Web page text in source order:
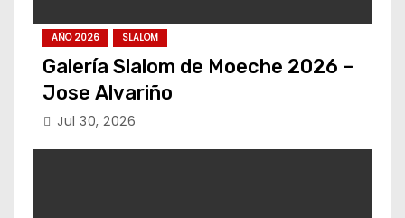
AÑO 2026 SLALOM
Galería Slalom de Moeche 2026 –
Jose Alvariño
Jul 30, 2026